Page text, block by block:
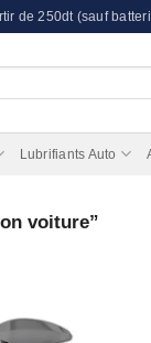
de 250dt (sauf
Lubrifiants Auto
voiture”